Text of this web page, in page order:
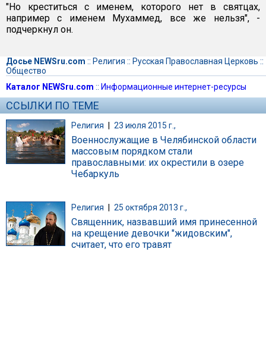
"Но креститься с именем, которого нет в святцах,
например с именем Мухаммед, все же нельзя", -
подчеркнул он.
Досье NEWSru.com :: Религия :: Русская Православная Церковь ::
Общество
Каталог NEWSru.com :: Информационные интернет-ресурсы
ССЫЛКИ ПО ТЕМЕ
Религия | 23 июля 2015 г.,
Военнослужащие в Челябинской области
массовым порядком стали
православными: их окрестили в озере
Чебаркуль
Религия 25 октября 2013 г.,
Священник, назвавший имя принесенной
на крещение девочки "жидовским",
считает, что его травят